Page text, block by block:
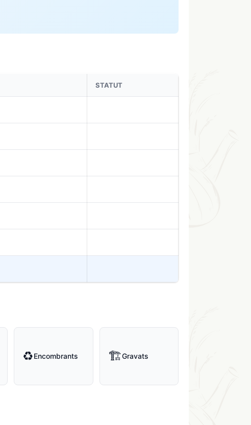
STATUT
♻Encombrants 🏗Gravats